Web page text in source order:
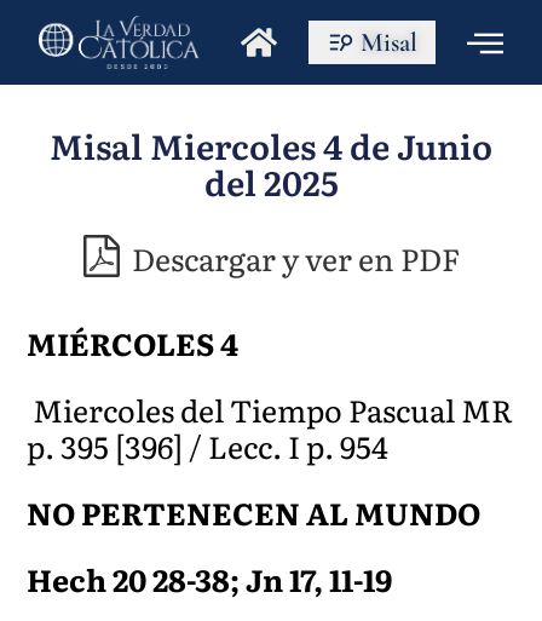
Misal
Misal Miercoles 4 de Junio
del 2025
Descargar y ver en PDF
MIÉRCOLES 4
Miercoles del Tiempo Pascual MR
p. 395 [396] / Lecc. I p. 954
NO PERTENECEN AL MUNDO
Hech20 28-38; Jn 17, 11-19